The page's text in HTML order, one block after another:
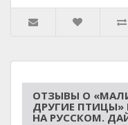
ОТЗЫВЫ О
ДРУГИЕ
НА РУССКОМ.